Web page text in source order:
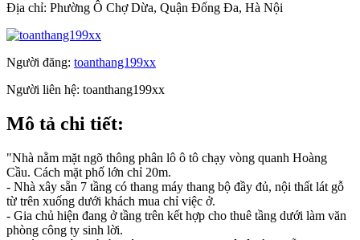
Địa chỉ: Phường Ô Chợ Dừa, Quận Đống Đa, Hà Nội
Người đăng: toanthang199xx
Người liên hệ: toanthang199xx
Mô tả chi tiết:
"Nhà nằm mặt ngõ thông phân lô ô tô chạy vòng quanh Hoàng
Cầu. Cách mặt phố lớn chỉ 20m.
- Nhà xây sẵn 7 tầng có thang máy thang bộ đầy đủ, nội thất lát gỗ
từ trên xuống dưới khách mua chỉ việc ở.
- Gia chủ hiện đang ở tầng trên kết hợp cho thuê tầng dưới làm văn
phòng công ty sinh lời.